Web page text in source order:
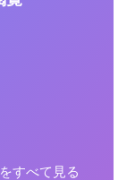
すべて見る